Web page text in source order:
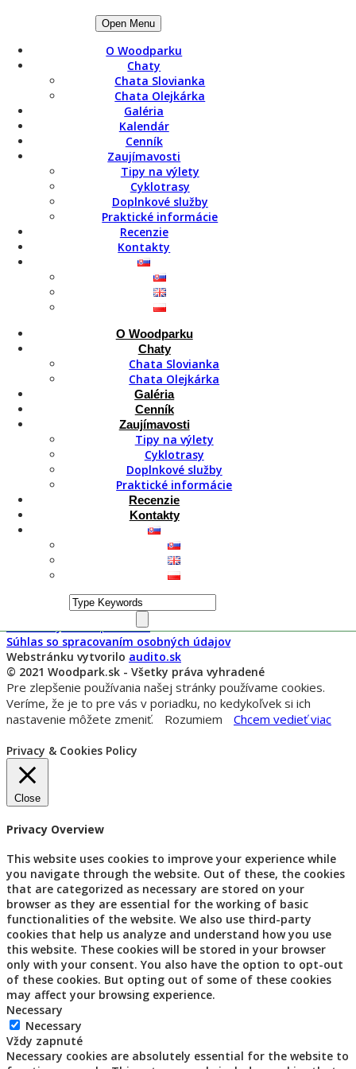
Open Menu
O Woodparku
Chaty
Chata Slovianka
Chata Olejkárka
Galéria
Kalendár
Cenník
Zaujímavosti
Tipy na výlety
Cyklotrasy
Doplnkové služby
Praktické informácie
Recenzie
Kontakty
O Woodparku
Chaty
Chata Slovianka
Chata Olejkárka
Galéria
Cenník
Zaujímavosti
Tipy na výlety
Cyklotrasy
Doplnkové služby
Praktické informácie
Recenzie
Kontakty
15 jan 2022
Woodpark
Výstup na vrcholy Tlstá a Ostrá vo Veľkej
Fatre
Poznáte vrcholy Veľkej Fatry Tlstá a Ostrá?
Viete, prečo sú tak pomenované? Ak nie, veríme,
že čoskoro ich spoznáte. Tieto dva vrcholy patria
medzi najvyhľadávanejšie a najobľúbenejšie...
Čítať celý článok
Rýchla rezervácia chaty
+421 908 863 842
Sledujte nás na sociálnych sieťach
Facebook/Woodpark.sk
Instagram/Woodpark.sk
Novinky
Yetiland – Valčianska dolina
6 mýtov o víne, ktorým by ste už nemali
Výstup na Ostredok, Frčkov, Krížnu a
Kráľovu skalu
Výstup a cyklovýlet na Borišov
Dôležité odkazy
Ochrana osobných údajov
VOP a ubytovací poriadok
Súhlas so spracovaním osobných údajov
Webstránku vytvorilo audito.sk
© 2021 Woodpark.sk - Všetky práva vyhradené
Pre zlepšenie používania našej stránky používame cookies.
Veríme, že je to pre vás v poriadku, no kedykoľvek si ich
nastavenie môžete zmeniť.
Rozumiem Chcem vedieť viac
Privacy & Cookies Policy
Close
Privacy Overview
This website uses cookies to improve your experience while
you navigate through the website. Out of these, the cookies
that are categorized as necessary are stored on your
browser as they are essential for the working of basic
functionalities of the website. We also use third-party
cookies that help us analyze and understand how you use
this website. These cookies will be stored in your browser
only with your consent. You also have the option to opt-out
of these cookies. But opting out of some of these cookies
may affect your browsing experience.
Necessary
Necessary
Vždy zapnuté
Necessary cookies are absolutely essential for the website to